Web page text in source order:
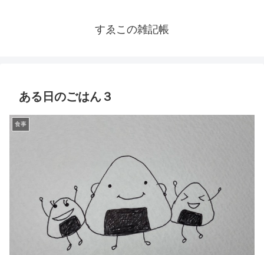
すゑこの雑記帳
ある日のごはん３
食事